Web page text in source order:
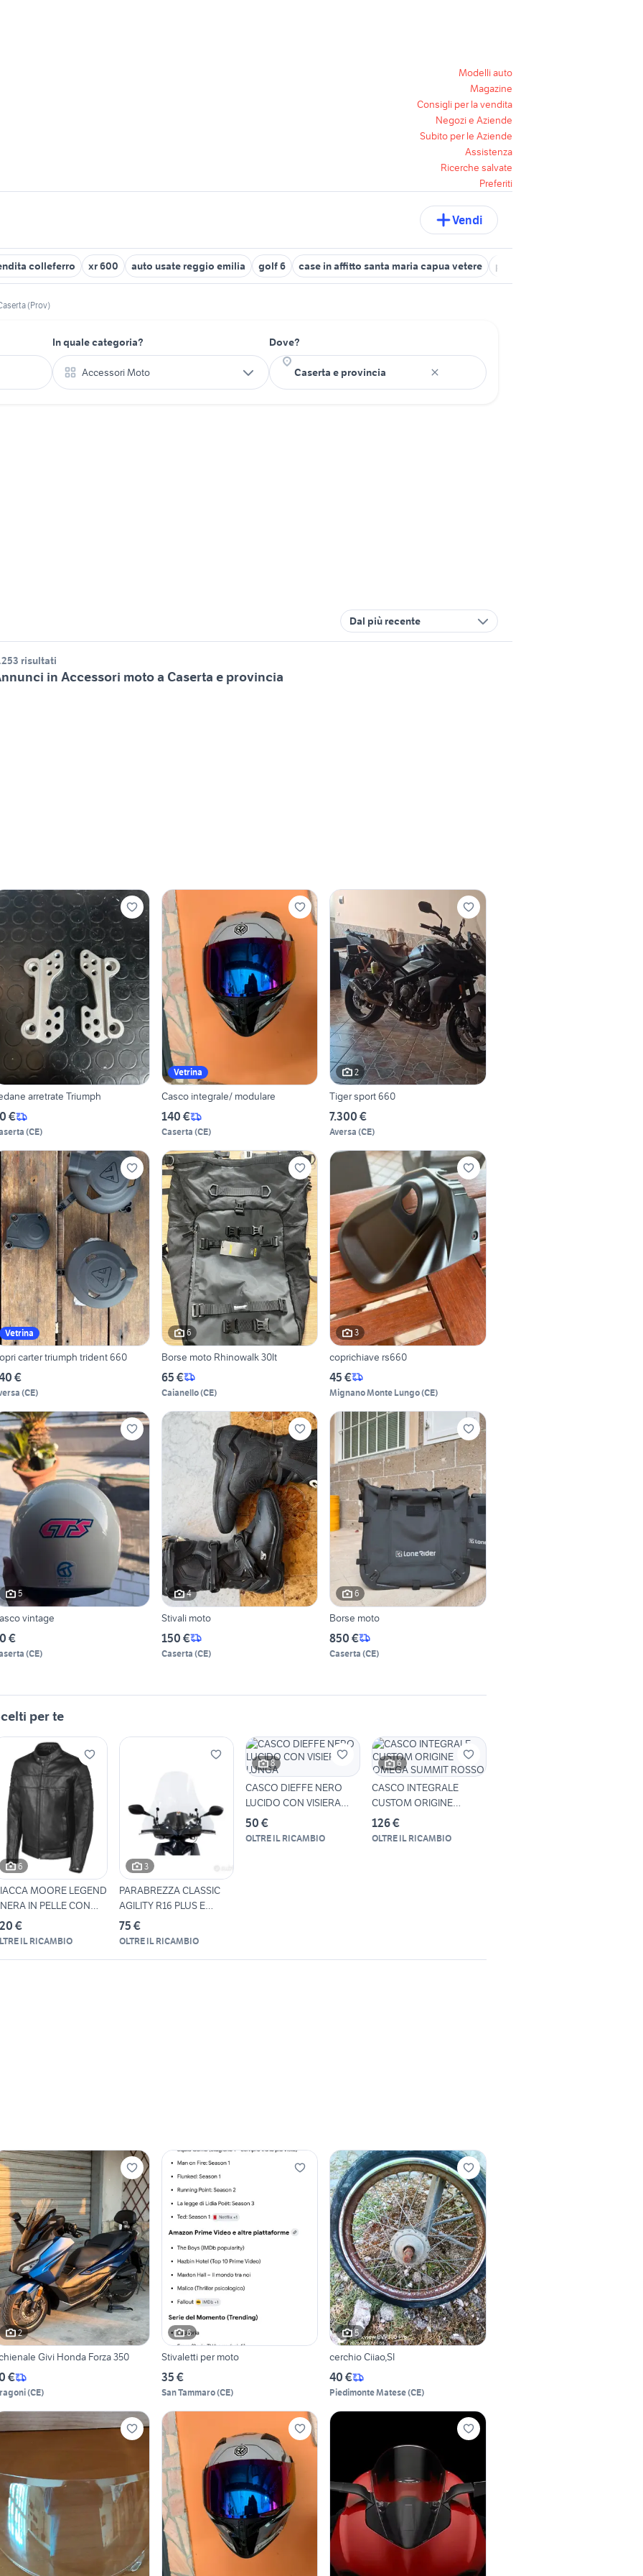
Modelli auto
Magazine
Consigli per la vendita
Negozi e Aziende
Subito per le Aziende
Assistenza
Ricerche salvate
Preferiti
Vendi
colleferro xr 600 auto usate reggio emilia golf 6 case in affitto santa maria capua vetere piaggio ape 50
(Prov)
In quale categoria?
Accessori Moto
Dove?
Dal più recente
risultati
in Accessori moto a Caserta e provincia
arretrate Triumph
€
(CE)
Vetrina
Casco integrale/ modulare
140 €
Caserta (CE)
2
Tiger sport 660
7.300 €
Aversa (CE)
Vetrina
carter triumph trident 660
€
(CE)
6
Borse moto Rhinowalk 30lt
65 €
Caianello(CE)
3
coprichiave rs660
45 €
Mignano Monte Lungo(CE)
5
vintage
€
(CE)
4
Stivali moto
150 €
Caserta (CE)
6
Borse moto
850 €
Caserta (CE)
per te
6
MOORE LEGEND
IN PELLE CON
€
IL RICAMBIO
3
PARABREZZA CLASSIC
AGILITY R16 PLUS E
AGILITY S
75 €
OLTRE IL RICAMBIO
8
CASCO DIEFFE NERO
LUCIDO CON VISIERA
LUNGA
50 €
OLTRE IL RICAMBIO
6
CASCO INTEGRALE
CUSTOM ORIGINE
OMEGA SUMMIT ROSSO,
126 €
OLTRE IL RICAMBIO
2
Givi Honda Forza 350
€
(CE)
6
Stivaletti per moto
35 €
San Tammaro(CE)
5
cerchio Ciiao,SI
40 €
Piedimonte Matese(CE)